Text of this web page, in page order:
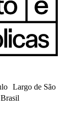
Largo de São